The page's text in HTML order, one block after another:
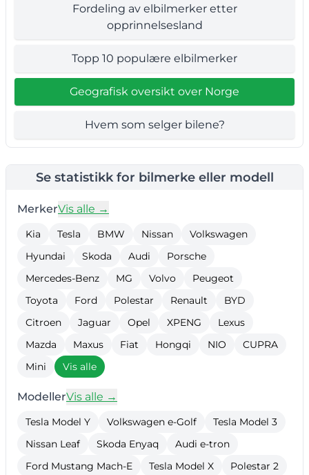
Fordeling av elbilmerker etter
opprinnelsesland
Topp 10 populære elbilmerker
Geografisk oversikt over Norge
Hvem som selger bilene?
Se statistikk for bilmerke eller modell
MerkerVis alle →
Kia Tesla BMW Nissan
Volkswagen
Hyundai
Skoda Audi
Porsche
Mercedes-Benz
MG Volvo
Peugeot
Toyota
Ford Polestar Renault
BYD
Citroen
Jaguar Opel XPENG
Lexus
Mazda
Maxus Fiat Hongqi NIO
CUPRA
Mini
Vis alle
ModellerVis alle →
Tesla Model Y Volkswagen e-Golf
Tesla Model 3
Nissan Leaf
Skoda Enyaq
Audi e-tron
Ford Mustang Mach-E
Tesla Model X
Polestar 2